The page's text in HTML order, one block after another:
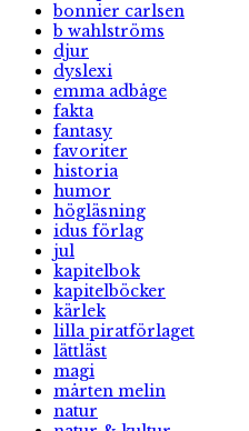
bonnier carlsen
b wahlströms
djur
dyslexi
emma adbåge
fakta
fantasy
favoriter
historia
humor
högläsning
idus förlag
jul
kapitelbok
kapitelböcker
kärlek
lilla piratförlaget
lättläst
magi
mårten melin
natur